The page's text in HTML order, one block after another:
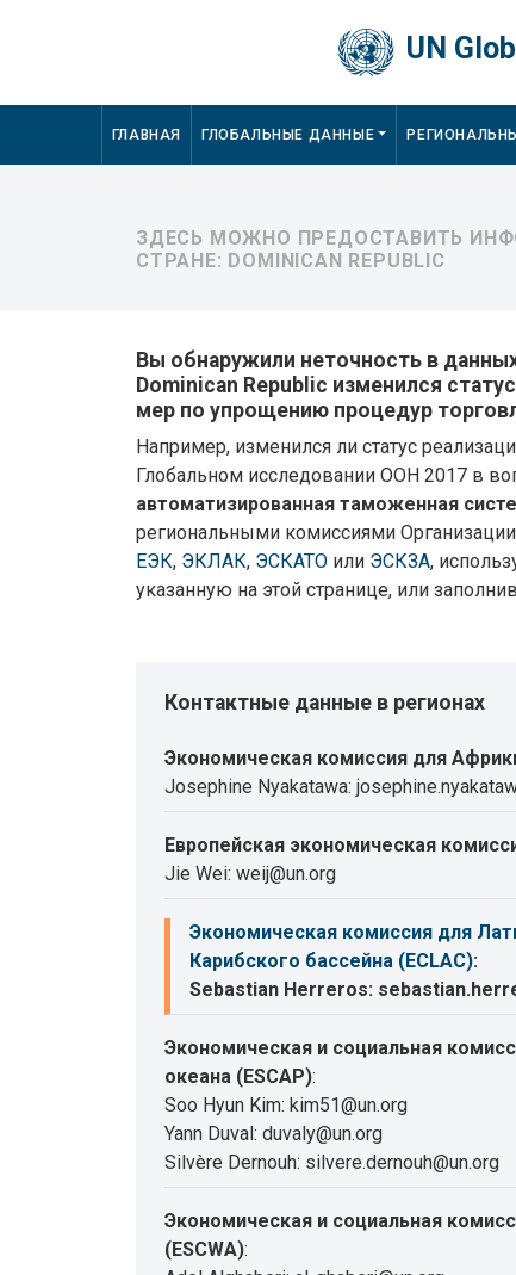
UN
Main navigation
ГЛАВНАЯ ГЛОБАЛЬНЫЕ ДАННЫЕ
ЗДЕСЬ МОЖНО ПРЕДОСТАВИТЬ
СТРАНЕ: DOMINICAN REPUBLIC
Вы обнаружили неточность в
Dominican Republic изменился
мер по упрощению процедур
Например, изменился ли статус
Глобальном исследовании ООН 2017 в
автоматизированная таможенная
региональными комиссиями
ЕЭК, ЭКЛАК, ЭСКАТО или ЭСКЗА,
указанную на этой странице, или
Контактные данные в регионах
Экономическая комиссия для
Josephine Nyakatawa:
Европейская экономическая
Jie Wei: weij@un.org
Экономическая комиссия для
Карибского бассейна (ECLAC):
Sebastian Herreros:
Экономическая и социальная
океана (ESCAP):
Soo Hyun Kim: kim51@un.org
Yann Duval: duvaly@un.org
Silvère Dernouh: silvere.dernouh@un.org
Экономическая и социальная
(ESCWA):